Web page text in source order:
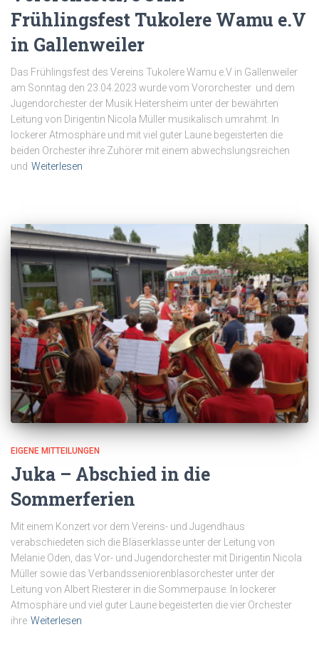
Frühlingsfest Tukolere Wamu e.V
in Gallenweiler
Das Frühlingsfest des Vereins Tukolere Wamu e.V in Gallenweiler
am Sonntag den 23.04.2023 wurde vom Vororchester und dem
Jugendorchester der Musik Heitersheim unter der bewährten
Leitung von Dirigentin Nicola Müller musikalisch umrahmt. In
lockerer Atmosphäre und mit viel guter Laune begeisterten die
beiden Orchester ihre Zuhörer mit einem abwechslungsreichen
und Weiterlesen
EIGENE MITTEILUNGEN
Juka – Abschied in die
Sommerferien
Mit einem Konzert vor dem Vereins- und Jugendhaus
verabschiedeten sich die Bläserklasse unter der Leitung von
Melanie Oden, das Vor- und Jugendorchester mit Dirigentin Nicola
Müller sowie das Verbandsseniorenblasorchester unter der
Leitung von Albert Riesterer in die Sommerpause. In lockerer
Atmosphäre und viel guter Laune begeisterten die vier Orchester
ihre Weiterlesen